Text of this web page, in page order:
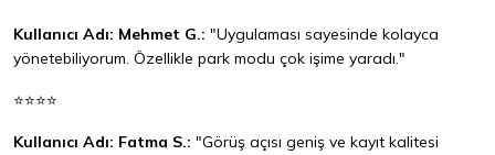
Kullanıcı Adı: Mehmet G.: "Uygulaması sayesinde kolayca
yönetebiliyorum. Özellikle park modu çok işime yaradı."
⭐⭐⭐⭐
Kullanıcı Adı: Fatma S.: "Görüş açısı geniş ve kayıt kalitesi